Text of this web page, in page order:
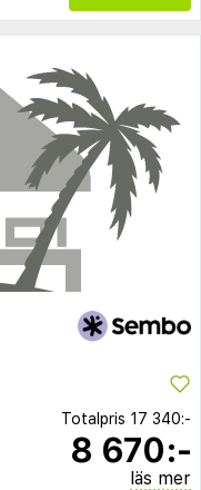
Totalpris 17 340:-
8 670:-
läs mer